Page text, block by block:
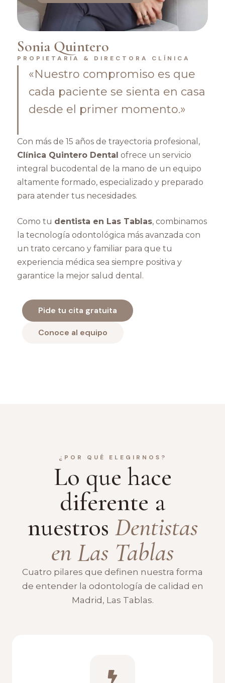
Sonia Quintero
PROPIETARIA & DIRECTORA CLÍNICA
«Nuestro compromiso es que
cada paciente se sienta en casa
desde el primer momento.»
Con más de 15 años de trayectoria profesional,
Clínica Quintero Dental ofrece un servicio
integral bucodental de la mano de un equipo
altamente formado, especializado y preparado
para atender tus necesidades.
Como tu dentista en Las Tablas, combinamos
la tecnología odontológica más avanzada con
un trato cercano y familiar para que tu
experiencia médica sea siempre positiva y
garantice la mejor salud dental.
Pide tu cita gratuita
Conoce al equipo
¿POR QUÉ ELEGIRNOS?
Lo que hace
diferente a
nuestros Dentistas
en Las Tablas
Cuatro pilares que definen nuestra forma
de entender la odontología de calidad en
Madrid, Las Tablas.